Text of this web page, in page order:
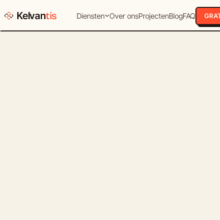
Kelvantis Diensten Over onsProjectenBlogFAQ